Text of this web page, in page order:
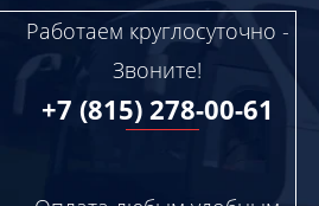
Работаем круглосуточно -
Звоните!
+7 (815) 278-00-61